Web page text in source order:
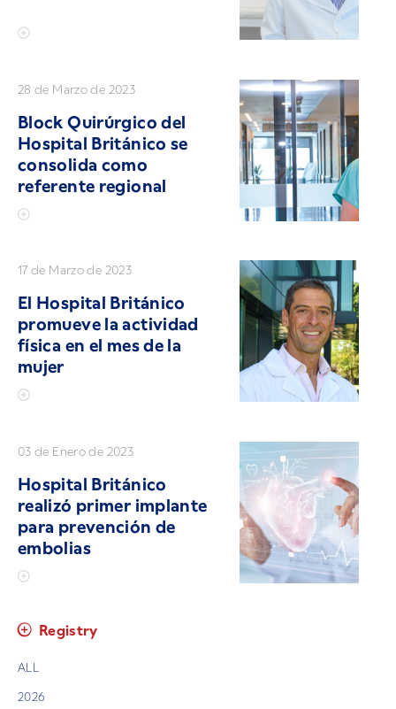
28 de Marzo de 2023
Block Quirúrgico del
Hospital Británico se
consolida como
referente regional
17 de Marzo de 2023
El Hospital Británico
promueve la actividad
física en el mes de la
mujer
03 de Enero de 2023
Hospital Británico
realizó primer implante
para prevención de
embolias
Registry
ALL
2026